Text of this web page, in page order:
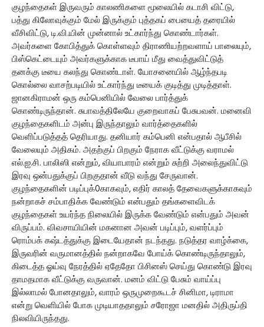
குழந்தைகள் இருவரும் காலணிகளை மூலையில் கடாசி விட்டு,
பத்து கிலோவுக்கும் மேல் இருக்கும் புத்தகப் பையைத் தரையில்
வீசிவிட்டு, டி.வி.யின் முன்னால் உட்கார்ந்து கொண்டார்கள்.
அவர்களை கோபித்துக் கொள்ளவும் திராணியற்றவளாய் பாலையும்,
பிஸ்கெட்டையும் அவர்களுக்காக டீபாய் மீது வைத்துவிட்டுத்
தனக்கு டீயை கலந்து கொண்டாள். யோசனையில் ஆழ்ந்தபடி
கொல்லை வாசற்படியில் உட்கார்ந்து டீயைக் குடித்து முடித்தாள்.
ஜானகிராமன் ஒரு கம்பெனியில் வேலை பார்த்துக்
கொண்டிருந்தான். சுபாவத்திலேயே குறைவாகப் பேசுபவன். மனைவி
குழந்தைகளிடம் அன்பு இருந்தாலும் வார்த்தைகளில்
வெளிப்படுத்தத் தெரியாது. தனியார் கம்பெனி என்பதால் ஆபீசில்
வேலையும் அதிகம். அதற்குப் பிறகும் நேராக வீட்டுக்கு வராமல்
எல்.ஐ.சி. பாலிஸி என்றும், வியாபாரம் என்றும் சுற்றி அலைந்துவிட்டு
இரவு ஒன்பதுக்குப் பிறகுதான் வீடு வந்து சேருவான்.
குழந்தைகளின் படிப்புக்0காகவும், எதிர் காலத் தேவைகளுக்காகவும்
நன்றாகச் சம்பாதிக்க வேண்டும் என்பதும் தங்களைவிடக்
குழந்தைகள் உயர்ந்த நிலையில் இருக்க வேண்டும் என்பதும் அவன்
விருப்பம். விவசாயியின் மகனான அவன் படிப்பும், வளர்ப்பும்
ரொம்பக் கஷ்டத்துக்கு இடையேதான் நடந்தது. நடுத்தர வாழ்க்கை,
இருவரின் வருமானத்தில் நன்றாகவே போய்க் கொண்டிருந்தாலும்,
கிடைத்த ஓய்வு நேரத்தில் ஏதேதோ பிசினஸ் செய்து கொண்டு இரவு
தாமதமாக வீட்டுக்கு வருவான். மனம் விட்டு பேசும் வாய்ப்பு
இல்லாமல் போனதாலும், வாரம் ஒருமுறைகூடச் சினிமா, டிராமா
என்று வெளியில் போக முடியாததாலும் சரோஜா மனதில் அதிருப்தி
நிலவியிருந்தது.